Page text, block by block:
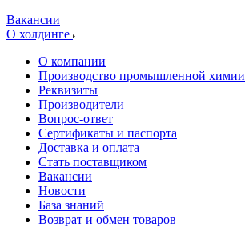
Вакансии
О холдинге
О компании
Производство промышленной химии
Реквизиты
Производители
Вопрос-ответ
Сертификаты и паспорта
Доставка и оплата
Стать поставщиком
Вакансии
Новости
База знаний
Возврат и обмен товаров